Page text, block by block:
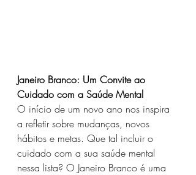
Janeiro Branco: Um Convite ao
Cuidado com a Saúde Mental
O início de um novo ano nos inspira
a refletir sobre mudanças, novos
hábitos e metas. Que tal incluir o
cuidado com a sua saúde mental
nessa lista? O Janeiro Branco é uma